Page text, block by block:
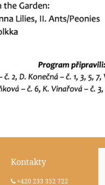
Kontakty
+420 233 352 722